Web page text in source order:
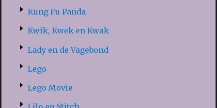
Kung Fu Panda
Kwik, Kwek en Kwak
Lady en de Vagebond
Lego
Lego Movie